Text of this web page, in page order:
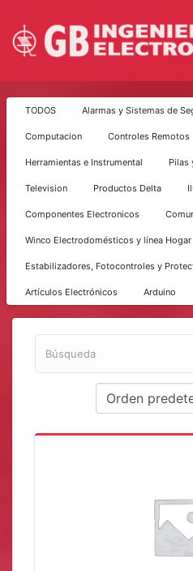
TODOS Alarmas y Sistemas de
Computacion Controles Remotos
Herramientas e Instrumental Pilas
Television Productos Delta
Componentes Electronicos
Winco Electrodomésticos y línea Hogar
Estabilizadores, Fotocontroles y
Artículos Electrónicos Arduino